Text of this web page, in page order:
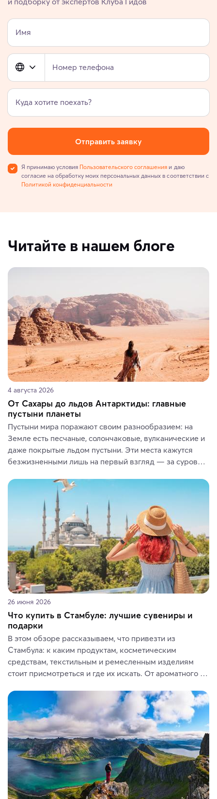
Имя
Номер телефона
Куда хотите поехать?
Отправить заявку
Я принимаю условия Пользовательского соглашения и даю
согласие на обработку моих персональных данных в соответствии с
Политикой конфиденциальности
Читайте в нашем блоге
4 августа 2026
От Сахары до льдов Антарктиды: главные
пустыни планеты
Пустыни мира поражают своим разнообразием: на
Земле есть песчаные, солончаковые, вулканические и
даже покрытые льдом пустыни. Эти места кажутся
безжизненными лишь на первый взгляд — за суровой
животные и маршруты, которые дарят одни из самых
ярких впечатлений от путешествий.
26 июня 2026
Что купить в Стамбуле: лучшие сувениры и
подарки
В этом обзоре рассказываем, что привезти из
Стамбула: к каким продуктам, косметическим
средствам, текстильным и ремесленным изделиям
стоит присмотреться и где их искать. От ароматного
керамики и изделий из кожи на турецких рынках и в
аутентичных лавках — в подарок близким или себе на
память о путешествии.